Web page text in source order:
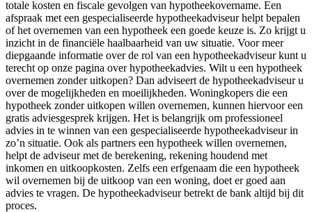
totale kosten en fiscale gevolgen van hypotheekovername. Een
afspraak met een gespecialiseerde hypotheekadviseur helpt bepalen
of het overnemen van een hypotheek een goede keuze is. Zo krijgt u
inzicht in de financiële haalbaarheid van uw situatie. Voor meer
diepgaande informatie over de rol van een hypotheekadviseur kunt u
terecht op onze pagina over hypotheekadvies. Wilt u een hypotheek
overnemen zonder uitkopen? Dan adviseert de hypotheekadviseur u
over de mogelijkheden en moeilijkheden. Woningkopers die een
hypotheek zonder uitkopen willen overnemen, kunnen hiervoor een
gratis adviesgesprek krijgen. Het is belangrijk om professioneel
advies in te winnen van een gespecialiseerde hypotheekadviseur in
zo’n situatie. Ook als partners een hypotheek willen overnemen,
helpt de adviseur met de berekening, rekening houdend met
inkomen en uitkoopkosten. Zelfs een erfgenaam die een hypotheek
wil overnemen bij de uitkoop van een woning, doet er goed aan
advies te vragen. De hypotheekadviseur betrekt de bank altijd bij dit
proces.